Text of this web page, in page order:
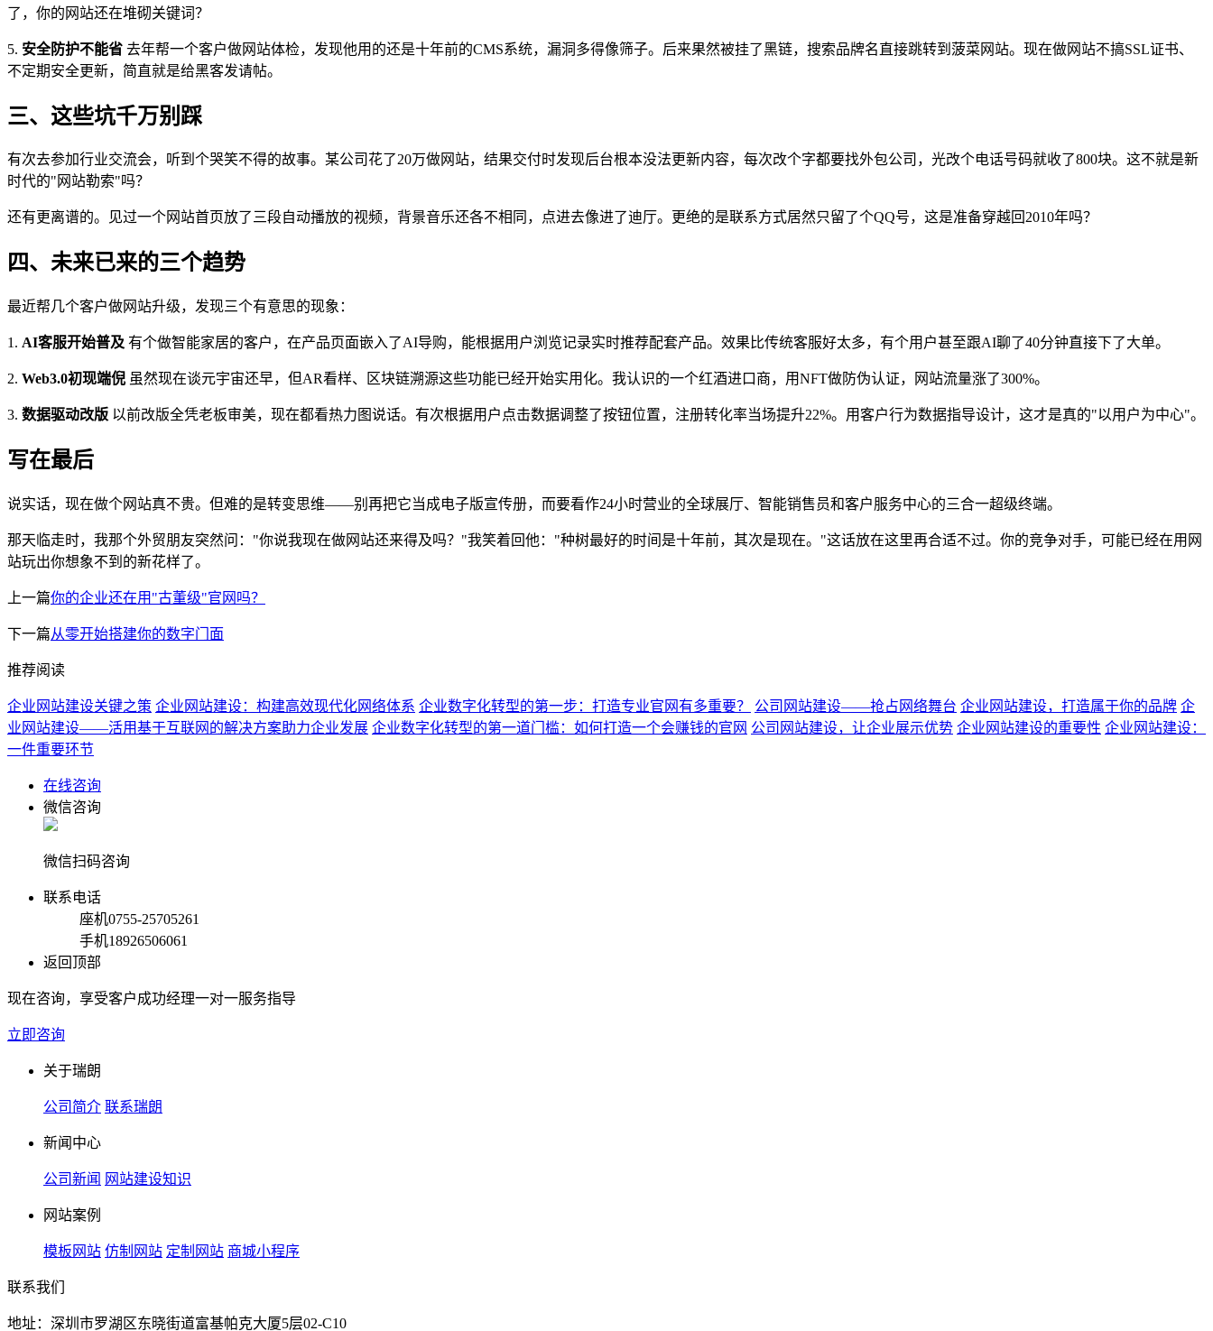
了，你的网站还在堆砌关键词？
5. 安全防护不能省 去年帮一个客户做网站体检，发现他用的还是十年前的CMS系统，漏洞多得像筛子。后来果然被挂了黑链，搜索品牌名直接跳转到菠菜网站。现在做网站不搞SSL证书、
不定期安全更新，简直就是给黑客发请帖。
三、这些坑千万别踩
有次去参加行业交流会，听到个哭笑不得的故事。某公司花了20万做网站，结果交付时发现后台根本没法更新内容，每次改个字都要找外包公司，光改个电话号码就收了800块。这不就是新
时代的"网站勒索"吗？
还有更离谱的。见过一个网站首页放了三段自动播放的视频，背景音乐还各不相同，点进去像进了迪厅。更绝的是联系方式居然只留了个QQ号，这是准备穿越回2010年吗？
四、未来已来的三个趋势
最近帮几个客户做网站升级，发现三个有意思的现象：
1. AI客服开始普及 有个做智能家居的客户，在产品页面嵌入了AI导购，能根据用户浏览记录实时推荐配套产品。效果比传统客服好太多，有个用户甚至跟AI聊了40分钟直接下了大单。
2. Web3.0初现端倪 虽然现在谈元宇宙还早，但AR看样、区块链溯源这些功能已经开始实用化。我认识的一个红酒进口商，用NFT做防伪认证，网站流量涨了300%。
3. 数据驱动改版 以前改版全凭老板审美，现在都看热力图说话。有次根据用户点击数据调整了按钮位置，注册转化率当场提升22%。用客户行为数据指导设计，这才是真的"以用户为中心"。
写在最后
说实话，现在做个网站真不贵。但难的是转变思维——别再把它当成电子版宣传册，而要看作24小时营业的全球展厅、智能销售员和客户服务中心的三合一超级终端。
那天临走时，我那个外贸朋友突然问："你说我现在做网站还来得及吗？"我笑着回他："种树最好的时间是十年前，其次是现在。"这话放在这里再合适不过。你的竞争对手，可能已经在用网
站玩出你想象不到的新花样了。
上一篇你的企业还在用"古董级"官网吗？
下一篇从零开始搭建你的数字门面
推荐阅读
企业网站建设关键之策 企业网站建设：构建高效现代化网络体系 企业数字化转型的第一步：打造专业官网有多重要？ 公司网站建设——抢占网络舞台 企业网站建设，打造属于你的品牌 企
业网站建设——活用基于互联网的解决方案助力企业发展 企业数字化转型的第一道门槛：如何打造一个会赚钱的官网 公司网站建设，让企业展示优势 企业网站建设的重要性 企业网站建设：
一件重要环节
在线咨询
微信咨询
微信扫码咨询
联系电话
座机0755-25705261
手机18926506061
返回顶部
现在咨询，享受客户成功经理一对一服务指导
立即咨询
关于瑞朗
公司简介 联系瑞朗
新闻中心
公司新闻 网站建设知识
网站案例
模板网站 仿制网站 定制网站 商城小程序
联系我们
地址：深圳市罗湖区东晓街道富基帕克大厦5层02-C10